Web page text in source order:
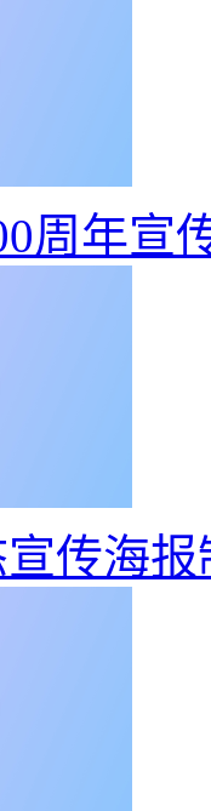
周年宣
传海